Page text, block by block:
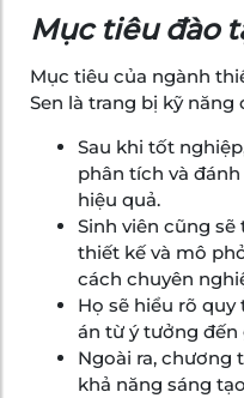
Mục tiêu đào
Mục tiêu của ngành
Sen là trang bị kỹ
Sau khi tốt
phân tích và
hiệu quả.
Sinh viên cũng
thiết kế và mô
cách chuyên
Họ sẽ hiểu rõ
án từ ý tưởng
Ngoài ra, chương
khả năng sáng